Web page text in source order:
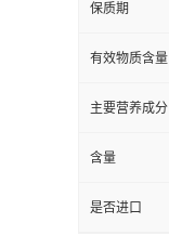
保质期
有效物质含量
主要营养成分
含量
是否进口